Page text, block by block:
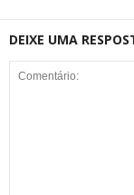
DEIXE UMA